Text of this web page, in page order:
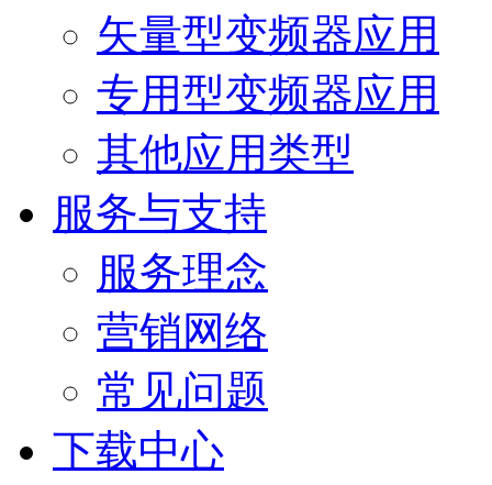
矢量型变频器应用
专用型变频器应用
其他应用类型
服务与支持
服务理念
营销网络
常见问题
下载中心